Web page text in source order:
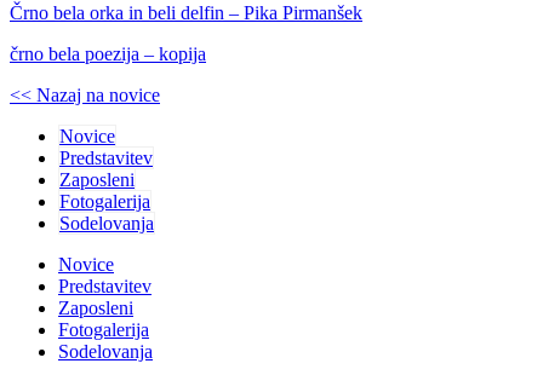
Črno bela orka in beli delfin – Pika Pirmanšek
črno bela poezija – kopija
<< Nazaj na novice
Novice
Predstavitev
Zaposleni
Fotogalerija
Sodelovanja
Novice
Predstavitev
Zaposleni
Fotogalerija
Sodelovanja